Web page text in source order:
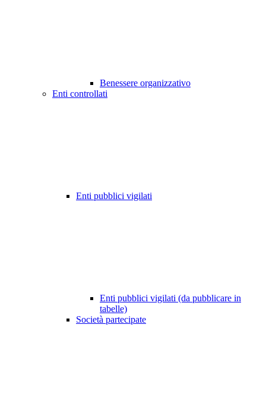
Benessere organizzativo
Enti controllati
Enti pubblici vigilati
Enti pubblici vigilati (da pubblicare in
tabelle)
Società partecipate